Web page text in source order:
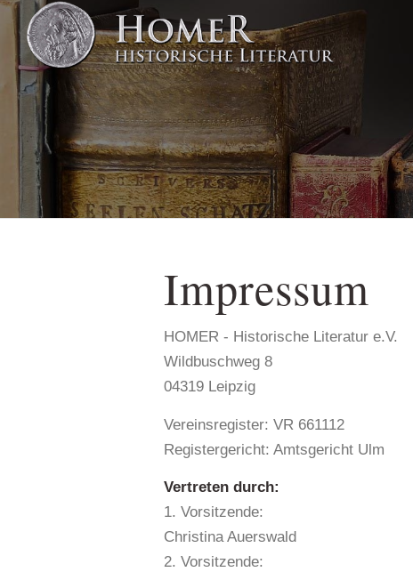
Impressum
HOMER - Historische Literatur e.V.
Wildbuschweg 8
04319 Leipzig
Vereinsregister: VR 661112
Registergericht: Amtsgericht Ulm
Vertreten durch:
1. Vorsitzende:
Christina Auerswald
2. Vorsitzende: